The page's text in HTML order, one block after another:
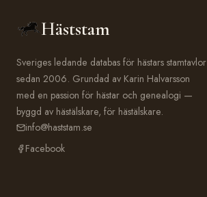
Häststam
Sveriges ledande databas för hästars stamtavlor
sedan 2006. Grundad av Karin Halvarsson
med en passion för hästar och genealogi —
byggd av hästälskare, för hästälskare.
info@haststam.se
Facebook